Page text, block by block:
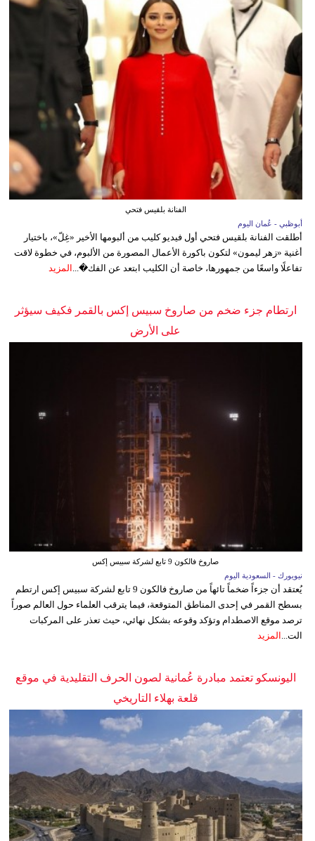
الفنانة بلقيس فتحي
أبوظبي - عُمان اليوم
أطلقت الفنانة بلقيس فتحي أول فيديو كليب من ألبومها الأخير «غِلّ»، باختيار
أغنية «زهر ليمون» لتكون باكورة الأعمال المصورة من الألبوم، في خطوة لاقت
تفاعلًا واسعًا من جمهورها، خاصة أن الكليب ابتعد عن الفك�...
المزيد
ارتطام جزء ضخم من صاروخ سبيس إكس بالقمر فكيف سيؤثر
على الأرض
صاروخ فالكون 9 تابع لشركة سبيس إكس
نيويورك - السعودية اليوم
يُعتقد أن جزءاً ضخماً تائهاً من صاروخ فالكون 9 تابع لشركة سبيس إكس ارتطم
بسطح القمر في إحدى المناطق المتوقعة، فيما يترقب العلماء حول العالم صوراً
ترصد موقع الاصطدام وتؤكد وقوعه بشكل نهائي، حيث تعذر على المركبات
الت... المزيد
اليونسكو تعتمد مبادرة عُمانية لصون الحرف التقليدية في موقع
قلعة بهلاء التاريخي